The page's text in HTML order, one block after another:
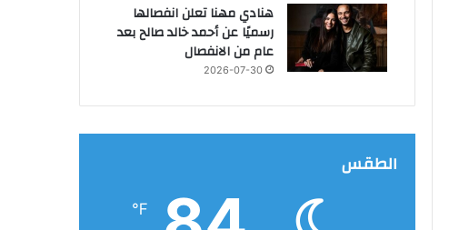
هنادي مهنا تعلن انفصالها
رسميًا عن أحمد خالد صالح بعد
عام من الانفصال
2026-07-30
الطقس
℉